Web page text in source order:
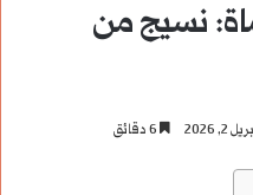
نسيج من
2026